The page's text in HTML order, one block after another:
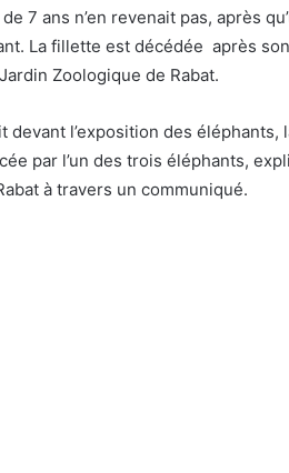
7 ans n’en revenait pas, après
La fillette est décédée après son
Zoologique de Rabat.
devant l’exposition des
par l’un des trois éléphants,
à travers un communiqué.